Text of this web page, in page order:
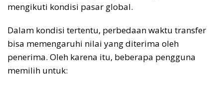
mengikuti kondisi pasar global.
Dalam kondisi tertentu, perbedaan waktu transfer
bisa memengaruhi nilai yang diterima oleh
penerima. Oleh karena itu, beberapa pengguna
memilih untuk: